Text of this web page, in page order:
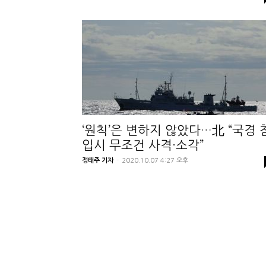
‘원칙’은 변하지 않았다…北 “국경
입시 무조건 사격·소각”
정태주 기자 - 2020.10.07 4:27 오후